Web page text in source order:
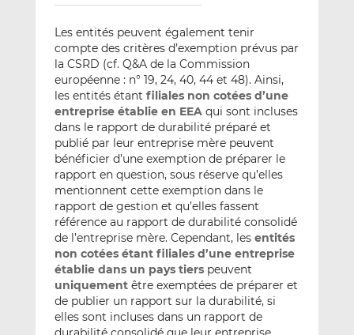
Les entités peuvent également tenir
compte des critères d’exemption prévus par
la CSRD (cf. Q&A de la Commission
européenne : n° 19, 24, 40, 44 et 48). Ainsi,
les entités étant filiales non cotées d’une
entreprise établie en EEAqui sont incluses
dans le rapport de durabilité préparé et
publié par leur entreprise mère peuvent
bénéficier d’une exemption de préparer le
rapport en question, sous réserve qu’elles
mentionnent cette exemption dans le
rapport de gestion et qu’elles fassent
référence au rapport de durabilité consolidé
de l’entreprise mère. Cependant, les entités
non cotées étant filiales d’une entreprise
établie dans un pays tierspeuvent
uniquementêtre exemptées de préparer et
de publier un rapport sur la durabilité, si
elles sont incluses dans un rapport de